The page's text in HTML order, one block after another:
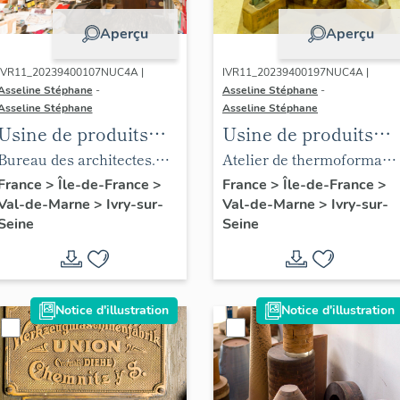
Technochimie
Aperçu
|
Stéphane -
Stéphane
de produits
Poulenc
puis usine
de la
Française du
Lysol, puis usine de
et
d'articles en
plastique
d'enceintes de
des architectes.
PVC, fabrication
de Technochimie.
> Île-de-France >
de-Marne > Ivry-sur-
Aperçu
IVR11_20239400197NUC4A |
Asseline Stéphane -
Asseline Stéphane
Usine de produits
chimiques Poulenc
Frères, puis usine
d'engrais de la
Société Française du
Lysol, puis usine de
chaudronnerie et
usine d'articles en
matière plastique
(usine d'enceintes de
confinement)
Atelier de thermoformage.
Moule maintenu par des «
sauterelles ».
France > Île-de-France >
Val-de-Marne > Ivry-sur-
Seine
Notice d'illustration Notice d'illustration